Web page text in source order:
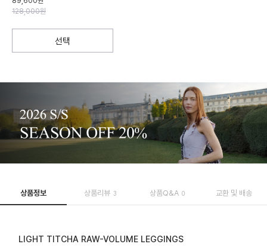
128,000원
선택
상품정보 상품리뷰 3 상품Q&A 0 교환 및 배송
LIGHT TITCHA RAW-VOLUME LEGGINGS